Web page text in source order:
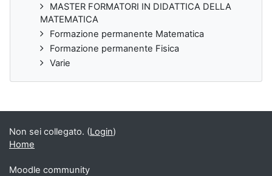
MASTER FORMATORI IN DIDATTICA DELLA
MATEMATICA
Formazione permanente Matematica
Formazione permanente Fisica
Varie
Non sei collegato. (Login)
Home
Moodle community